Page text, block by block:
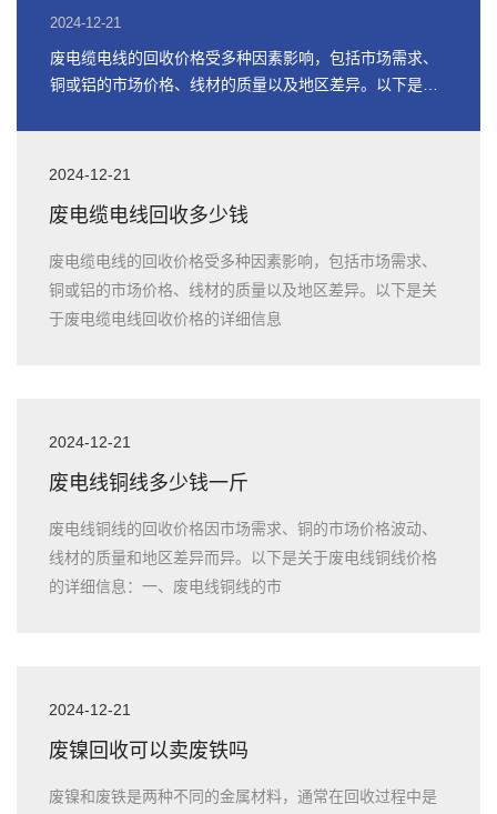
2024-12-21
废电缆电线的回收价格受多种因素影响，包括市场需求、
铜或铝的市场价格、线材的质量以及地区差异。以下是关
2024-12-21
废电缆电线回收多少钱
废电缆电线的回收价格受多种因素影响，包括市场需求、
铜或铝的市场价格、线材的质量以及地区差异。以下是关
于废电缆电线回收价格的详细信息
2024-12-21
废电线铜线多少钱一斤
废电线铜线的回收价格因市场需求、铜的市场价格波动、
线材的质量和地区差异而异。以下是关于废电线铜线价格
的详细信息：一、废电线铜线的市
2024-12-21
废镍回收可以卖废铁吗
废镍和废铁是两种不同的金属材料，通常在回收过程中是